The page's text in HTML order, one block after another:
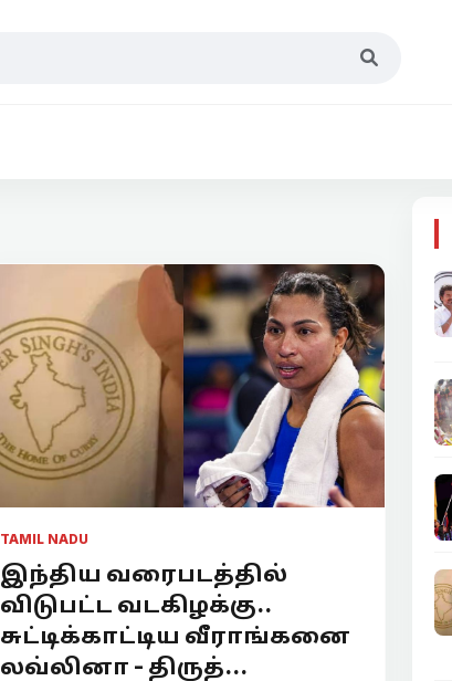
TAMIL NADU
இந்திய வரைபடத்தில்
விடுபட்ட வடகிழக்கு..
சுட்டிக்காட்டிய வீராங்கனை
லவ்லினா - திருத்...